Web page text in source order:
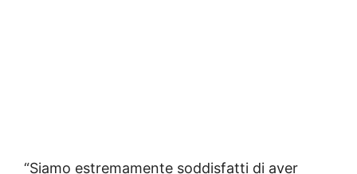
“Siamo estremamente soddisfatti di aver